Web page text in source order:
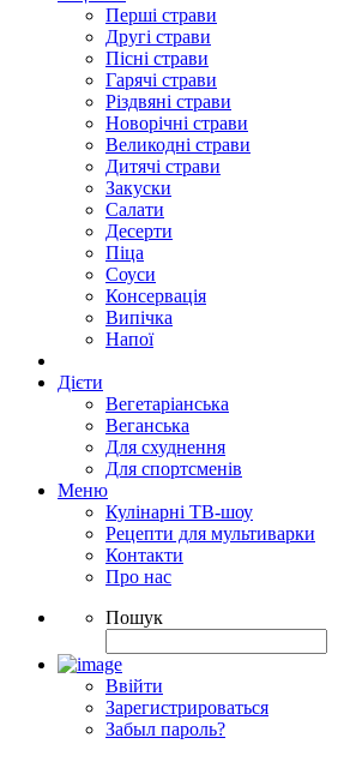
Перші страви
Другі страви
Пісні страви
Гарячі страви
Різдвяні страви
Новорічні страви
Великодні страви
Дитячі страви
Закуски
Салати
Десерти
Піца
Соуси
Консервація
Випічка
Напої
Дієти
Вегетаріанська
Веганська
Для схуднення
Для спортсменів
Меню
Кулінарні ТВ-шоу
Рецепти для мультиварки
Контакти
Про нас
Пошук
Ввійти
Зарегистрироваться
Забыл пароль?